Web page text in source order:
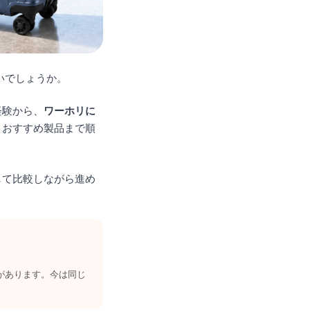
しょうか。
から、
ワーホリに
すすめ製品まで順
比較しながら進め
あります。今は同じ